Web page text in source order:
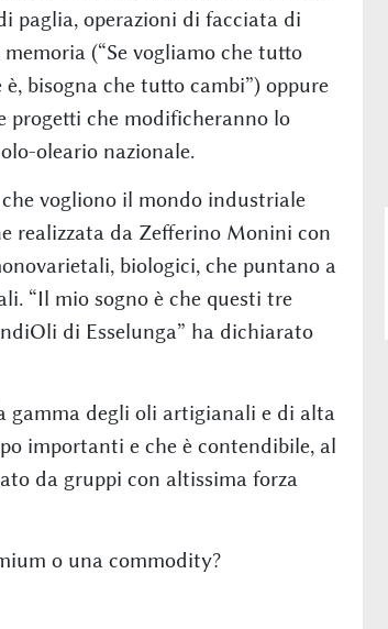
paglia, operazioni di facciata di
(“Se vogliamo che tutto
bisogna che tutto cambi”) oppure
progetti che modificheranno lo
oleario nazionale.
vogliono il mondo industriale
realizzata da Zefferino Monini con
biologici, che puntano a
“Il mio sogno è che questi tre
di Esselunga” ha dichiarato
gamma degli oli artigianali e di alta
importanti e che è contendibile, al
da gruppi con altissima forza
o una commodity?